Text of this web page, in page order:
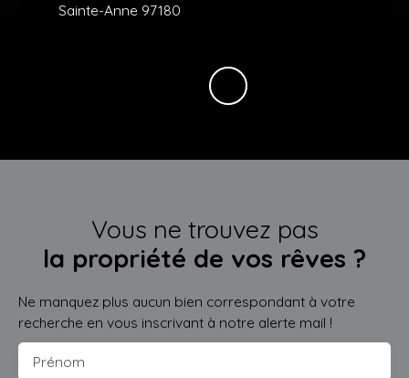
Sainte-Anne 97180
Vous ne trouvez pas
la propriété de vos rêves ?
Ne manquez plus aucun bien correspondant à votre
recherche en vous inscrivant à notre alerte mail !
Prénom